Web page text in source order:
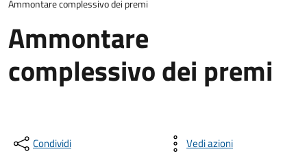
Ammontare complessivo dei premi
Ammontare
complessivo dei premi
Condividi Vedi azioni